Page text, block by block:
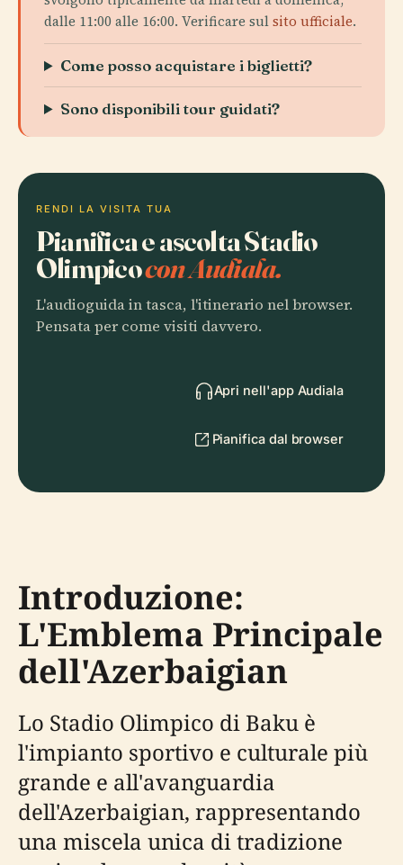
dalle 11:00 alle 16:00. Verificare sulsito ufficiale.
Come posso acquistare i biglietti?
Sono disponibili tour guidati?
RENDI LA VISITA TUA
Pianifica e ascolta Stadio
Olimpicocon Audiala.
L'audioguida in tasca, l'itinerario nel browser.
Pensata per come visiti davvero.
Apri nell'app Audiala
Pianifica dal browser
Introduzione:
L'Emblema Principale
dell'Azerbaigian
Lo Stadio Olimpico di Baku è
l'impianto sportivo e culturale più
grande e all'avanguardia
dell'Azerbaigian, rappresentando
una miscela unica di tradizione